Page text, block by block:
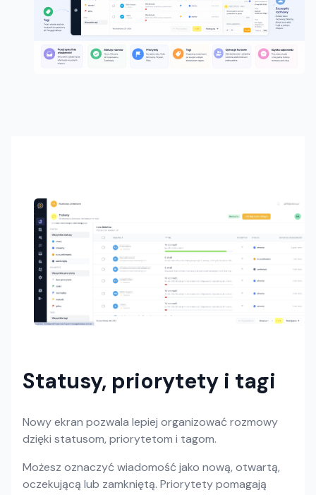
Statusy, priorytety i tagi
Nowy ekran pozwala lepiej organizować rozmowy
dzięki statusom, priorytetom i tagom.
Możesz oznaczyć wiadomość jako nową, otwartą,
oczekującą lub zamkniętą. Priorytety pomagają